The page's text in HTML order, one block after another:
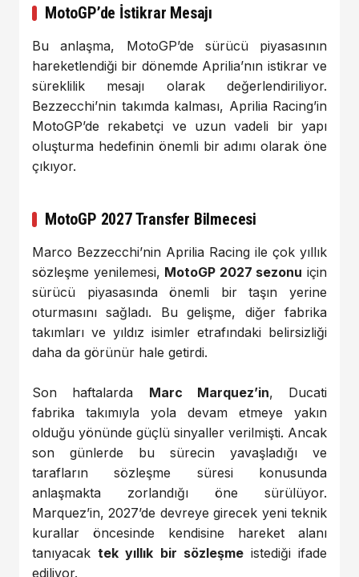
MotoGP’de İstikrar Mesajı
Bu anlaşma, MotoGP’de sürücü piyasasının
hareketlendiği bir dönemde Aprilia’nın istikrar ve
süreklilik mesajı olarak değerlendiriliyor.
Bezzecchi’nin takımda kalması, Aprilia Racing’in
MotoGP’de rekabetçi ve uzun vadeli bir yapı
oluşturma hedefinin önemli bir adımı olarak öne
çıkıyor.
MotoGP 2027 Transfer Bilmecesi
Marco Bezzecchi’nin Aprilia Racing ile çok yıllık
sözleşme yenilemesi, MotoGP 2027 sezonu için
sürücü piyasasında önemli bir taşın yerine
oturmasını sağladı. Bu gelişme, diğer fabrika
takımları ve yıldız isimler etrafındaki belirsizliği
daha da görünür hale getirdi.
Son haftalarda Marc Marquez’in, Ducati
fabrika takımıyla yola devam etmeye yakın
olduğu yönünde güçlü sinyaller verilmişti. Ancak
son günlerde bu sürecin yavaşladığı ve
tarafların sözleşme süresi konusunda
anlaşmakta zorlandığı öne sürülüyor.
Marquez’in, 2027’de devreye girecek yeni teknik
kurallar öncesinde kendisine hareket alanı
tanıyacaktek yıllık bir sözleşmeistediği ifade
ediliyor.